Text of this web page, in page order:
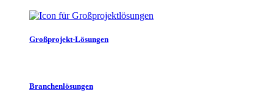
Großprojekt-Lösungen
Branchenlösungen